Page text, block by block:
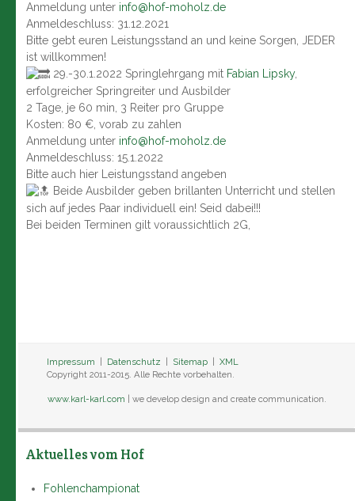
Anmeldung unter info@hof-moholz.de
Anmeldeschluss: 31.12.2021
Bitte gebt euren Leistungsstand an und keine Sorgen, JEDER
ist willkommen!
29.-30.1.2022 Springlehrgang mit Fabian Lipsky,
erfolgreicher Springreiter und Ausbilder
2 Tage, je 60 min, 3 Reiter pro Gruppe
Kosten: 80 €, vorab zu zahlen
Anmeldung unter info@hof-moholz.de
Anmeldeschluss: 15.1.2022
Bitte auch hier Leistungsstand angeben
Beide Ausbilder geben brillanten Unterricht und stellen
sich auf jedes Paar individuell ein! Seid dabei!!!
Bei beiden Terminen gilt voraussichtlich 2G,
Impressum Datenschutz Sitemap |XML
Copyright 2011-2015. Alle Rechte vorbehalten.
www.karl-karl.com | we develop design and create communication.
Aktuelles vom Hof
Fohlenchampionat